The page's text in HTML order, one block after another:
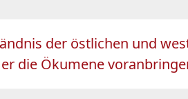
der östlichen und
die Ökumene